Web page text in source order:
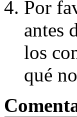
Por
antes
los
qué